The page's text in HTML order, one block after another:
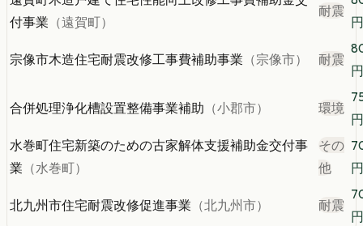
付事業 （遠賀町）
耐震
円
宗像市木造住宅耐震改修工事費補助事業 （宗像市） 耐震
円
合併処理浄化槽設置整備事業補助 （小郡市） 環境
円
水巻町住宅新築のための古家解体支援補助金交付事
業 （水巻町）
その
他
円
北九州市住宅耐震改修促進事業 （北九州市） 耐震
円